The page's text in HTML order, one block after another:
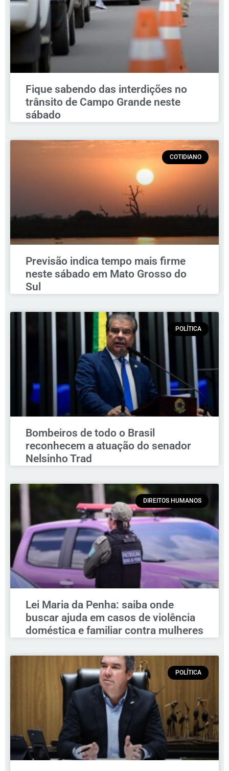
Fique sabendo das interdições no
trânsito de Campo Grande neste
sábado
COTIDIANO
Previsão indica tempo mais firme
neste sábado em Mato Grosso do
Sul
POLÍTICA
Bombeiros de todo o Brasil
reconhecem a atuação do senador
Nelsinho Trad
DIREITOS HUMANOS
Lei Maria da Penha: saiba onde
buscar ajuda em casos de violência
doméstica e familiar contra mulheres
POLÍTICA